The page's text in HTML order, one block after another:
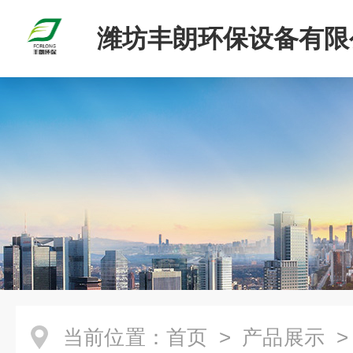
潍坊丰朗环保设备有
当前位置： 首页 > 产品展示